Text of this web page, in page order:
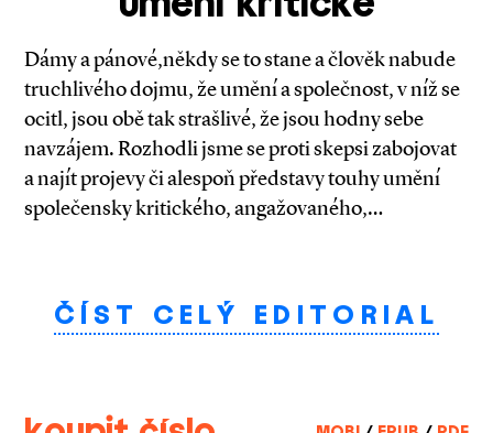
Dámy a pánové,někdy se to stane a člověk nabude
truchlivého dojmu, že umění a společnost, v níž se
ocitl, jsou obě tak strašlivé, že jsou hodny sebe
navzájem. Rozhodli jsme se proti skepsi zabojovat
a najít projevy či alespoň představy touhy umění
společensky kritického, angažovaného,…
ČÍST CELÝ EDITORIAL